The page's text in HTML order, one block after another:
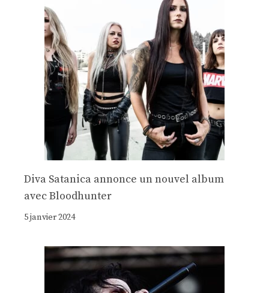
Diva Satanica annonce un nouvel album
avec Bloodhunter
5 janvier 2024